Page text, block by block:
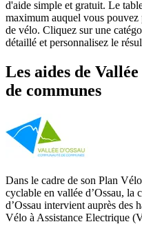
d'aide simple et gratuit. Le
maximum auquel vous pouvez
de vélo. Cliquez sur une
détaillé et personnalisez le
Les aides de
de communes
Dans le cadre de son Plan
cyclable en vallée d’Ossau, la
d’Ossau intervient auprès des
Vélo à Assistance Electrique